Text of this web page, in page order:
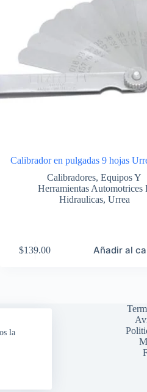
la
Calibrador en pulgadas 9 hojas
Calibradores,Equipos Y
Herramientas Automotrices
Hidraulicas, Urrea
$139.00 Añadir al